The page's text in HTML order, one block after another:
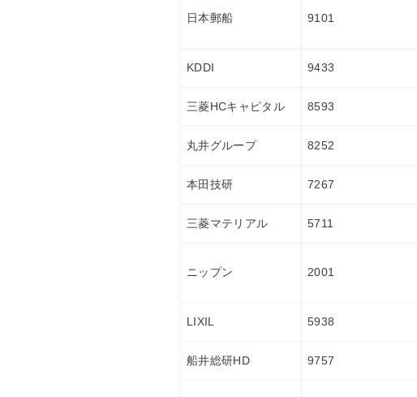
日本郵船 9101
KDDI 9433
三菱HCキャピタル 8593
丸井グループ 8252
本田技研 7267
三菱マテリアル 5711
ニップン 2001
LIXIL 5938
船井総研HD 9757